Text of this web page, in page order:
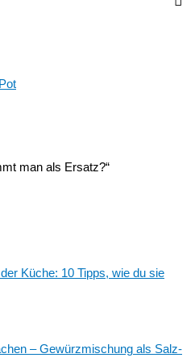
man als Ersatz?“
Küche: 10 Tipps, wie du sie
– Gewürzmischung als Salz-